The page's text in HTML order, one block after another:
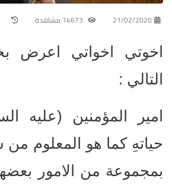
21/02/2020
اخوتي اخواتي اعرض
التالي :
امير المؤمنين (عليه
حياتهِ كما هو المعلوم من
بمجموعة من الامور